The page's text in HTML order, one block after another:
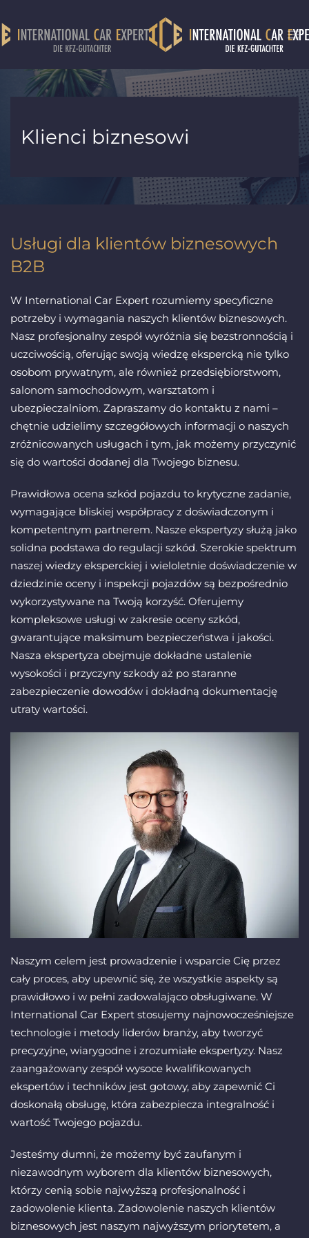
Przejdź do głównej treści
Klienci biznesowi
Usługi dla klientów biznesowych
B2B
W International Car Expert rozumiemy specyficzne
potrzeby i wymagania naszych klientów biznesowych.
Nasz profesjonalny zespół wyróżnia się bezstronnością i
uczciwością, oferując swoją wiedzę ekspercką nie tylko
osobom prywatnym, ale również przedsiębiorstwom,
salonom samochodowym, warsztatom i
ubezpieczalniom. Zapraszamy do kontaktu z nami –
chętnie udzielimy szczegółowych informacji o naszych
zróżnicowanych usługach i tym, jak możemy przyczynić
się do wartości dodanej dla Twojego biznesu.
Prawidłowa ocena szkód pojazdu to krytyczne zadanie,
wymagające bliskiej współpracy z doświadczonym i
kompetentnym partnerem. Nasze ekspertyzy służą jako
solidna podstawa do regulacji szkód. Szerokie spektrum
naszej wiedzy eksperckiej i wieloletnie doświadczenie w
dziedzinie oceny i inspekcji pojazdów są bezpośrednio
wykorzystywane na Twoją korzyść. Oferujemy
kompleksowe usługi w zakresie oceny szkód,
gwarantujące maksimum bezpieczeństwa i jakości.
Nasza ekspertyza obejmuje dokładne ustalenie
wysokości i przyczyny szkody aż po staranne
zabezpieczenie dowodów i dokładną dokumentację
utraty wartości.
Naszym celem jest prowadzenie i wsparcie Cię przez
cały proces, aby upewnić się, że wszystkie aspekty są
prawidłowo i w pełni zadowalająco obsługiwane. W
International Car Expert stosujemy najnowocześniejsze
technologie i metody liderów branży, aby tworzyć
precyzyjne, wiarygodne i zrozumiałe ekspertyzy. Nasz
zaangażowany zespół wysoce kwalifikowanych
ekspertów i techników jest gotowy, aby zapewnić Ci
doskonałą obsługę, która zabezpiecza integralność i
wartość Twojego pojazdu.
Jesteśmy dumni, że możemy być zaufanym i
niezawodnym wyborem dla klientów biznesowych,
którzy cenią sobie najwyższą profesjonalność i
zadowolenie klienta. Zadowolenie naszych klientów
biznesowych jest naszym najwyższym priorytetem, a